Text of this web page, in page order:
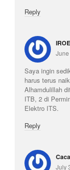
Reply
Saya ingin
harus terus
Alhamdulillah
ITB, 2 di
Elektro ITS.
Reply
July